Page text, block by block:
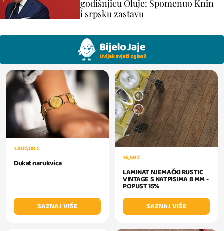
godišnjicu Oluje: Spomenuo Knin
i srpsku zastavu
1.800,00 €
Dukat narukvica
SAZNAJ VIŠE
16,59 €
LAMINAT NJEMAČKI RUSTIC
VINTAGE S NATPISIMA 8 MM -
POPUST 15%
SAZNAJ VIŠE